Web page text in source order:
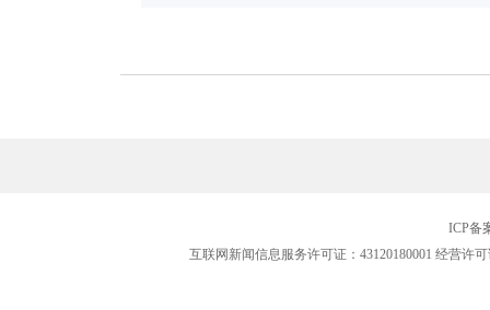
ICP备
互联网新闻信息服务许可证：43120180001 经营许可